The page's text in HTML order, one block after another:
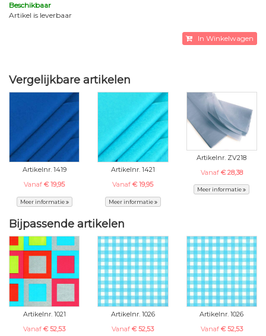
Beschikbaar
Artikel is leverbaar
In Winkelwagen
Vergelijkbare artikelen
Artikelnr. 1419
Vanaf€ 19,95
Meer informatie
Artikelnr. 1421
Vanaf€ 19,95
Meer informatie
Artikelnr. ZV218
Vanaf € 28,38
Meer informatie
Bijpassende artikelen
Artikelnr. 1021
Vanaf€ 52,53
Artikelnr. 1026
Vanaf€ 52,53
Artikelnr. 1026
Vanaf € 52,53